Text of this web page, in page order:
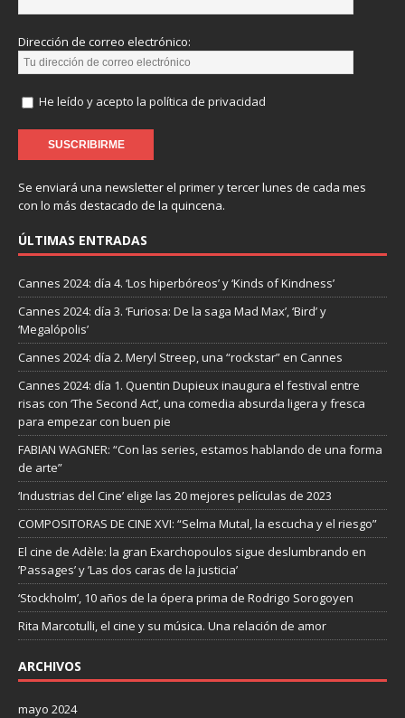
Dirección de correo electrónico:
He leído y acepto la política de privacidad
Se enviará una newsletter el primer y tercer lunes de cada mes
con lo más destacado de la quincena.
ÚLTIMAS ENTRADAS
Cannes 2024: día 4. ‘Los hiperbóreos’ y ‘Kinds of Kindness’
Cannes 2024: día 3. ‘Furiosa: De la saga Mad Max’, ‘Bird’ y
‘Megalópolis’
Cannes 2024: día 2. Meryl Streep, una “rockstar” en Cannes
Cannes 2024: día 1. Quentin Dupieux inaugura el festival entre
risas con ‘The Second Act’, una comedia absurda ligera y fresca
para empezar con buen pie
FABIAN WAGNER: “Con las series, estamos hablando de una forma
de arte”
‘Industrias del Cine’ elige las 20 mejores películas de 2023
COMPOSITORAS DE CINE XVI: “Selma Mutal, la escucha y el riesgo”
El cine de Adèle: la gran Exarchopoulos sigue deslumbrando en
’Passages’ y ’Las dos caras de la justicia’
‘Stockholm’, 10 años de la ópera prima de Rodrigo Sorogoyen
Rita Marcotulli, el cine y su música. Una relación de amor
ARCHIVOS
mayo 2024